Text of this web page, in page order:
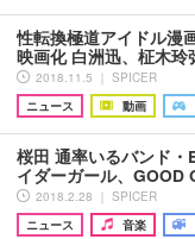
性転換極道アイドル漫
映画化 白洲迅、柾木
2018.11.5 ｜ SPICER
ニュース
動画
桜田 通率いるバンド
イダーガール、
2018.2.28 ｜ SPICER
ニュース
音楽